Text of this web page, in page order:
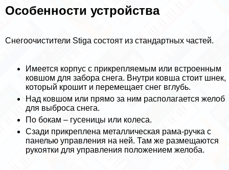
Особенности устройства
Снегоочистители Stiga состоят из стандартных частей.
Имеется корпус с прикрепляемым или встроенным
ковшом для забора снега. Внутри ковша стоит шнек,
который крошит и перемещает снег вглубь.
Над ковшом или прямо за ним располагается желоб
для выброса снега.
По бокам – гусеницы или колеса.
Сзади прикреплена металлическая рама-ручка с
панелью управления на ней. Там же размещаются
рукоятки для управления положением желоба.